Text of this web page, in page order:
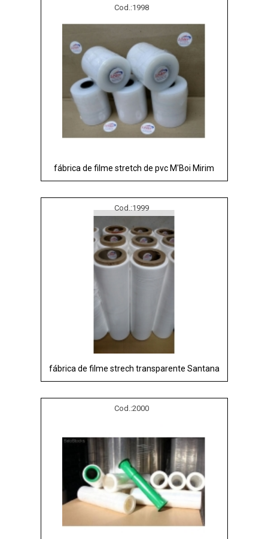
Cod.:1998
fábrica de filme stretch de pvc M'Boi Mirim
Cod.:1999
fábrica de filme strech transparente Santana
Cod.:2000